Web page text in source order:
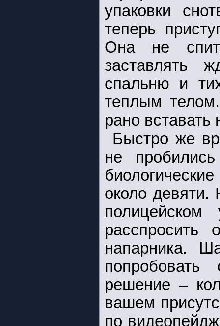
упаковки
теперь
Она не
заставлять
спальню и
теплым
рано вставать
Быстро же
не
около девяти.
расспросить
напарника.
решение –
вашем
по